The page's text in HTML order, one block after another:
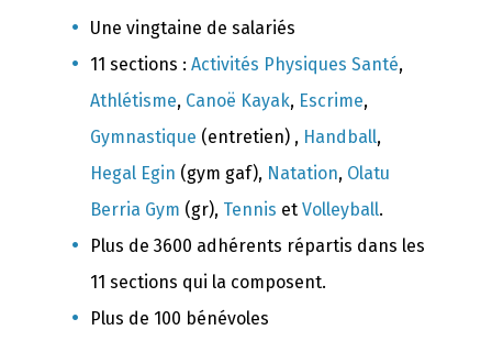
Une vingtaine de salariés
11 sections : Activités Physiques Santé,
Athlétisme, Canoë Kayak, Escrime,
Gymnastique (entretien) , Handball,
Hegal Egin (gym gaf), Natation, Olatu
Berria Gym (gr), Tennis et Volleyball.
Plus de 3600 adhérents répartis dans les
11 sections qui la composent.
Plus de 100 bénévoles